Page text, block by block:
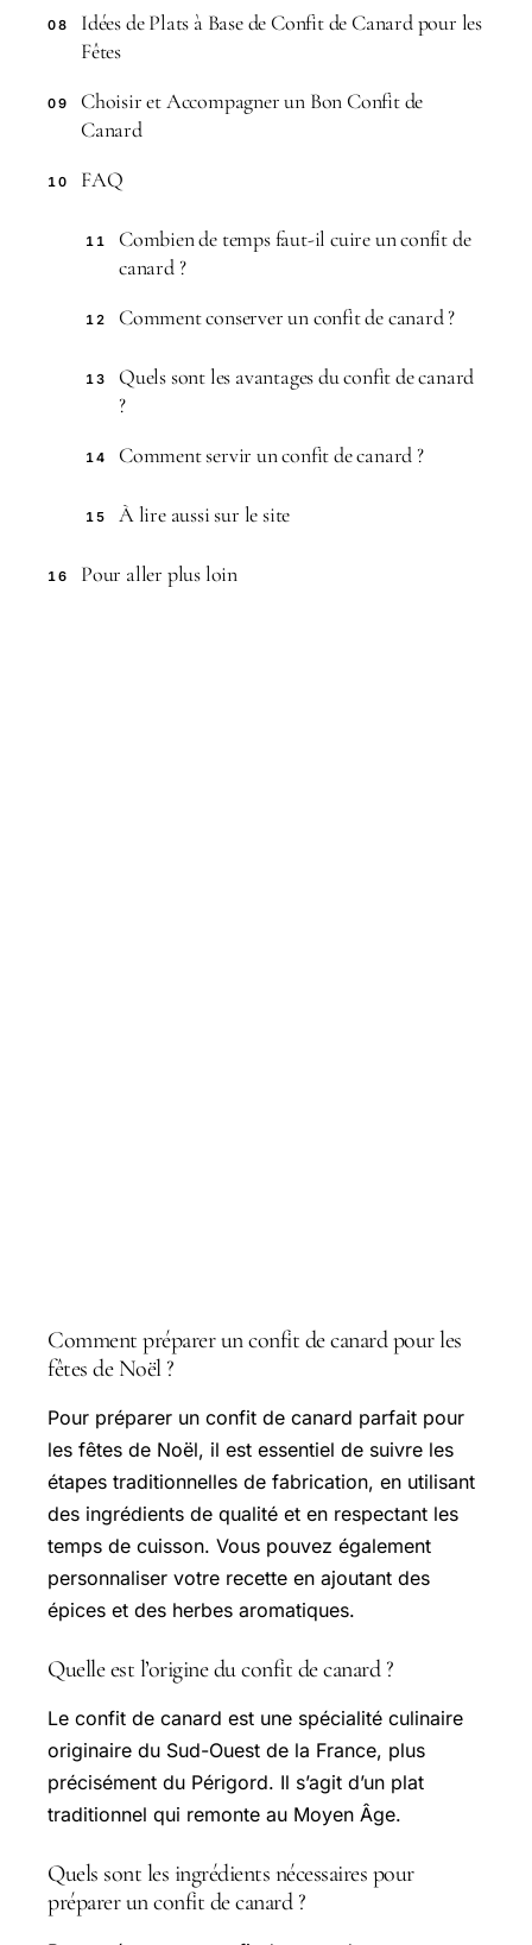
08
Idées de Plats à Base de Confit de Canard pour les
Fêtes
09
Choisir et Accompagner un Bon Confit de
Canard
10 FAQ
11
Combien de temps faut-il cuire un confit de
canard ?
12 Comment conserver un confit de canard ?
13
Quels sont les avantages du confit de canard
?
14 Comment servir un confit de canard ?
15 À lire aussi sur le site
16 Pour aller plus loin
Comment préparer un confit de canard pour les
fêtes de Noël ?
Pour préparer un confit de canard parfait pour
les fêtes de Noël, il est essentiel de suivre les
étapes traditionnelles de fabrication, en utilisant
des ingrédients de qualité et en respectant les
temps de cuisson. Vous pouvez également
personnaliser votre recette en ajoutant des
épices et des herbes aromatiques.
Quelle est l’origine du confit de canard ?
Le confit de canard est une spécialité culinaire
originaire du Sud-Ouest de la France, plus
précisément du Périgord. Il s’agit d’un plat
traditionnel qui remonte au Moyen Âge.
Quels sont les ingrédients nécessaires pour
préparer un confit de canard ?